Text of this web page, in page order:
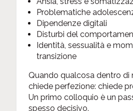
Problematiche
Dipendenze digitali
Disturbi del
Identità, sessualità e
transizione
Quando qualcosa dentro di
chiede perfezione: chiede
Un primo colloquio è un
spesso decisivo.